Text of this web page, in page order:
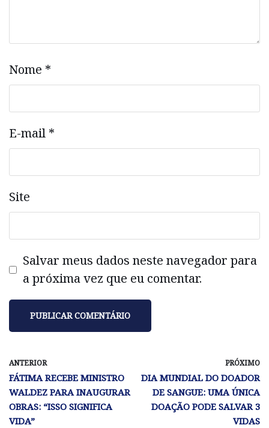
Nome *
E-mail *
Site
Salvar meus dados neste navegador para
a próxima vez que eu comentar.
ANTERIOR
FÁTIMA RECEBE MINISTRO
WALDEZ PARA INAUGURAR
OBRAS: “ISSO SIGNIFICA
VIDA”
PRÓXIMO
DIA MUNDIAL DO DOADOR
DE SANGUE: UMA ÚNICA
DOAÇÃO PODE SALVAR 3
VIDAS